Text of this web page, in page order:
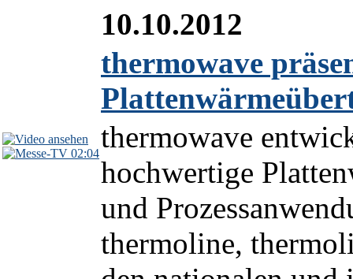
02:04
10.10.2012
thermowave
thermowave
hochwertige
und
thermoline,